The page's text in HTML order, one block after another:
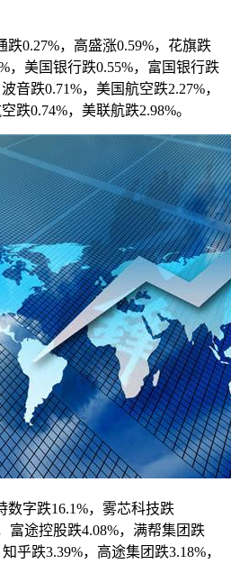
0.27%，高盛涨0.59%，花旗跌
，美国银行跌0.55%，富国银行跌
音跌0.71%，美国航空跌2.27%，
跌0.74%，美联航跌2.98%。
字跌16.1%，雾芯科技跌
富途控股跌4.08%，满帮集团跌
乎跌3.39%，高途集团跌3.18%，